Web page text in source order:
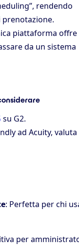
rendendo
piattaforma offre
da un sistema
su G2.
ad Acuity, valuta
: Perfetta per chi
per